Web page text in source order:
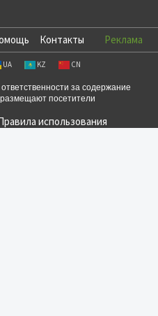
Контакты Реклама
UA KZ CN
за содержание
посетители
использования